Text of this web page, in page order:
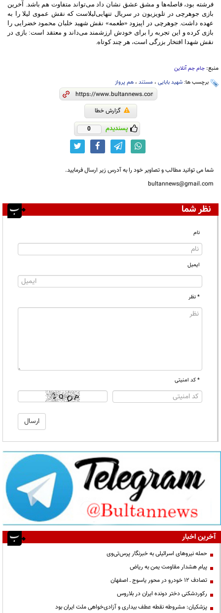
فرشته بود، فاصله‌ها و مشق عشق نشان داد می‌تواند متفاوت هم باشد. آخرین
بازی جوهرچی در تلویزیون در سریال تنهایی‌لیلاست که نقش عموی لیلا را به
عهده داشت. جوهرچی در اپیزود «طعمه» نقش شهید خلبان محمود خضرایی را
بازی کرده و این تجربه را برای خودش ارزشمند می‌داند و معتقد است: بازی در
نقش شهدا افتخار بزرگی است، هر چند کوتاه.
منبع: جام جم آنلاین
برچسب ها: شهید بابایی ، مستند ، هم پرواز
گزارش خطا
پسندیدم 0
شما می توانید مطالب و تصاویر خود را به آدرس زیر ارسال فرمایید.
bultannews@gmail.com
نظر شما
نام
ایمیل
* نظر
* کد امنیتی
آخرین اخبار
حمله نیروهای اسرائیلی به خبرنگار پرس‌تی‌وی
پیام هشدار مقاومت یمن به ریاض
تصادف ۱۲ خودرو در محور یاسوج ـ اصفهان
رکوردشکنی دختر دونده ایران در بلاروس
پزشکیان: مشروطه نقطه عطف بیداری و آزادی‌خواهی ملت ایران بود